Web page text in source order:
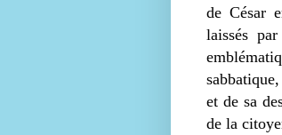
de César
laissés
et de sa
de la